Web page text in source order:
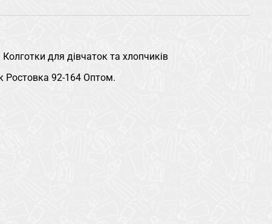
Колготки для дівчаток та хлопчиків
Ростовка 92-164 Оптом.